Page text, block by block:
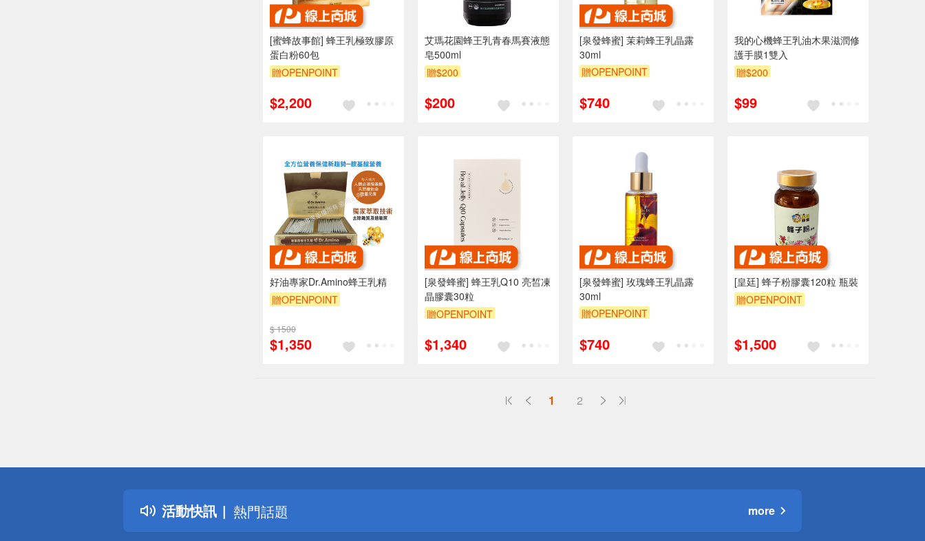
[蜜蜂故事館] 蜂王乳極致膠原
蛋白粉60包
贈OPENPOINT
$2,200
艾瑪花園蜂王乳青春馬賽液態
皂500ml
贈$200
$200
[泉發蜂蜜] 茉莉蜂王乳晶露
30ml
贈OPENPOINT
$740
我的心機蜂王乳油木果滋潤修
護手膜1雙入
贈$200
$99
好油專家Dr.Amino蜂王乳精
贈OPENPOINT
$ 1500
$1,350
[泉發蜂蜜] 蜂王乳Q10 亮皙凍
晶膠囊30粒
贈OPENPOINT
$1,340
[泉發蜂蜜] 玫瑰蜂王乳晶露
30ml
贈OPENPOINT
$740
[皇廷] 蜂子粉膠囊120粒 瓶裝
贈OPENPOINT
$1,500
1 2
活動快訊
詐騙網頁！請小心！
得獎公告
熱門話題
銀行優惠
more